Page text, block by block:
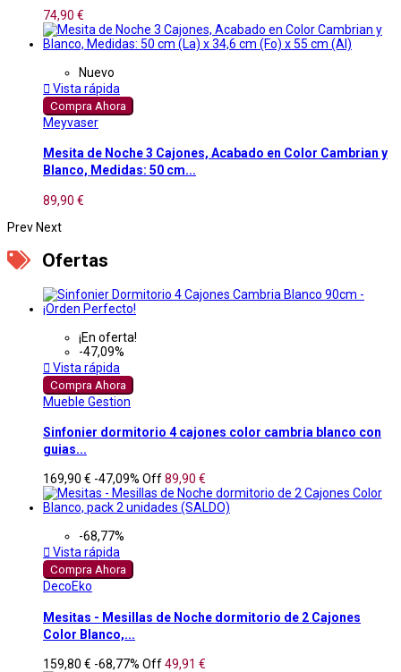
74,90 €
Nuevo
 Vista rápida
Compra Ahora
Meyvaser
Mesita de Noche 3 Cajones, Acabado en Color Cambrian y
Blanco, Medidas: 50 cm...
89,90 €
Prev Next
Ofertas
¡En oferta!
-47,09%
 Vista rápida
Compra Ahora
Mueble Gestion
Sinfonier dormitorio 4 cajones color cambria blanco con
guias...
169,90 € -47,09% Off89,90 €
-68,77%
 Vista rápida
Compra Ahora
DecoEko
Mesitas - Mesillas de Noche dormitorio de 2 Cajones
Color Blanco,...
159,80 € -68,77% Off49,91 €